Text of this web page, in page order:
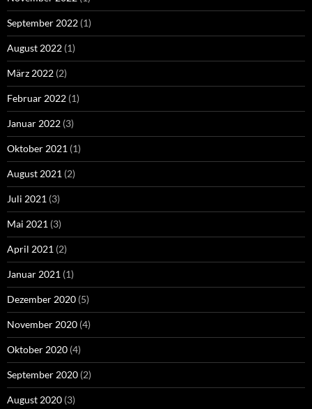
September 2022 (1)
August 2022 (1)
März 2022 (2)
Februar 2022 (1)
Januar 2022 (3)
Oktober 2021 (1)
August 2021 (2)
Juli 2021 (3)
Mai 2021 (3)
April 2021 (2)
Januar 2021 (1)
Dezember 2020 (5)
November 2020 (4)
Oktober 2020 (4)
September 2020 (2)
August 2020 (3)